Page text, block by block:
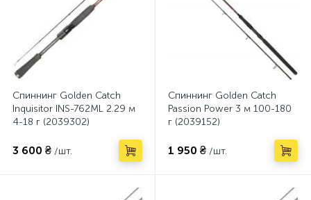
Спиннинг Golden Catch
Inquisitor INS-762ML 2.29 м
4-18 г (2039302)
3 600 ₴ /шт.
Спиннинг Golden Catch
Passion Power 3 м 100-180
г (2039152)
1 950 ₴ /шт.